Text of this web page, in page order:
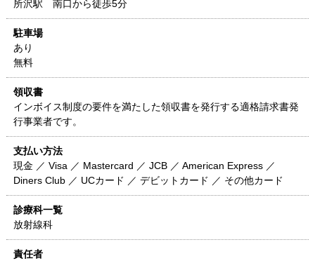
所沢駅 南口から徒歩5分
駐車場
あり
無料
領収書
インボイス制度の要件を満たした領収書を発行する適格請求書発
行事業者です。
支払い方法
現金 ／ Visa ／ Mastercard ／ JCB ／ American Express ／
Diners Club ／ UCカード ／ デビットカード ／ その他カード
診療科一覧
放射線科
責任者